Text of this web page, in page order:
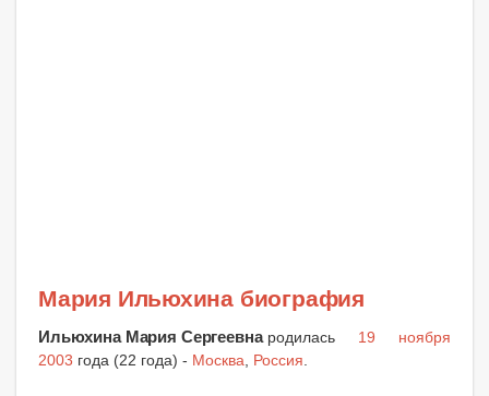
Мария Ильюхина биография
Ильюхина Мария Сергеевна родилась 19 ноября
2003 года (22 года) - Москва Россия